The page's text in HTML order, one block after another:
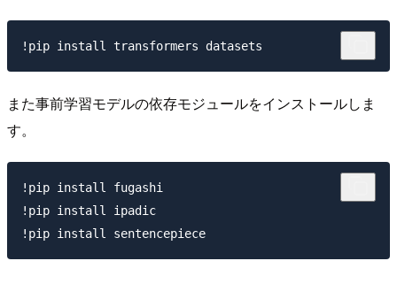
また事前学習モデルの依存モジュールをインストールしま
す。
!pip install fugashi
!pip install ipadic